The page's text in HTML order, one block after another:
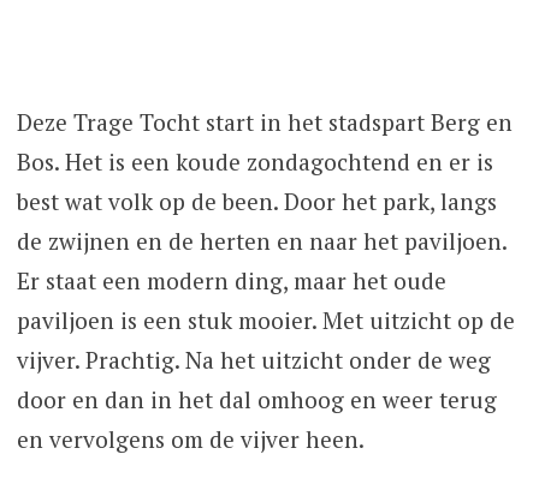
Deze Trage Tocht start in het stadspart Berg en
Bos. Het is een koude zondagochtend en er is
best wat volk op de been. Door het park, langs
de zwijnen en de herten en naar het paviljoen.
Er staat een modern ding, maar het oude
paviljoen is een stuk mooier. Met uitzicht op de
vijver. Prachtig. Na het uitzicht onder de weg
door en dan in het dal omhoog en weer terug
en vervolgens om de vijver heen.